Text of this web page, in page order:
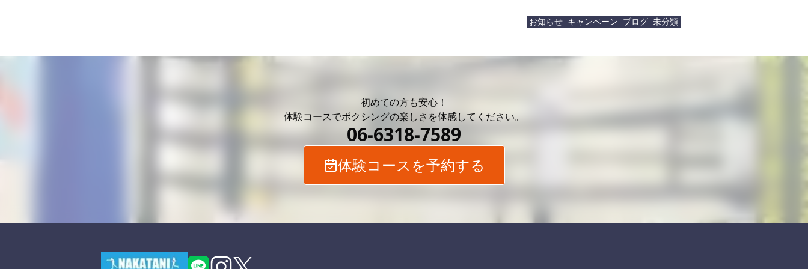
お知らせ キャンペーン ブログ 未分類
初めての方も安心！
体験コースでボクシングの楽しさを体感してください。
06-6318-7589
体験コースを予約する